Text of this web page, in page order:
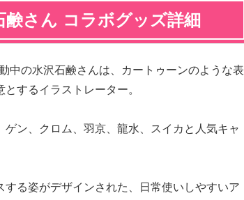
鹸さん コラボグッズ詳細
中の水沢石鹸さんは、カートゥーンのような表
するイラストレーター。
ン、クロム、羽京、龍水、スイカと人気キャ
る姿がデザインされた、日常使いしやすいア